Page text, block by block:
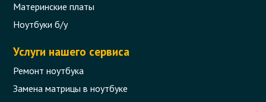
Материнские платы
Ноутбуки б/у
Услуги нашего сервиса
Ремонт ноутбука
Замена матрицы в ноутбуке